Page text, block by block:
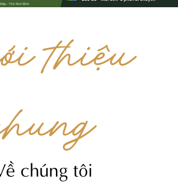
thiệu
chúng tôi